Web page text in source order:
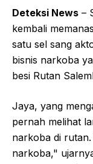
Deteksi News –
kembali
satu sel sang
bisnis narkoba
besi Rutan
Jaya, yang
pernah melihat
narkoba di
narkoba,"